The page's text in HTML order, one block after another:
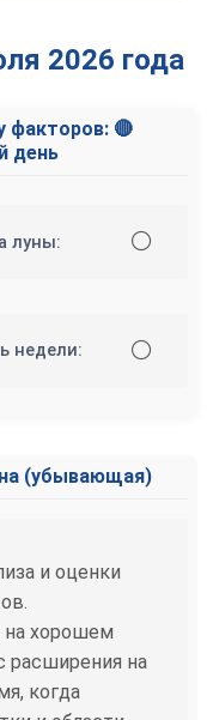
2026 года
факторов: 🔴
день
луны: ⚪
недели: ⚪
(убывающая)
и оценки
на хорошем
расширения на
когда